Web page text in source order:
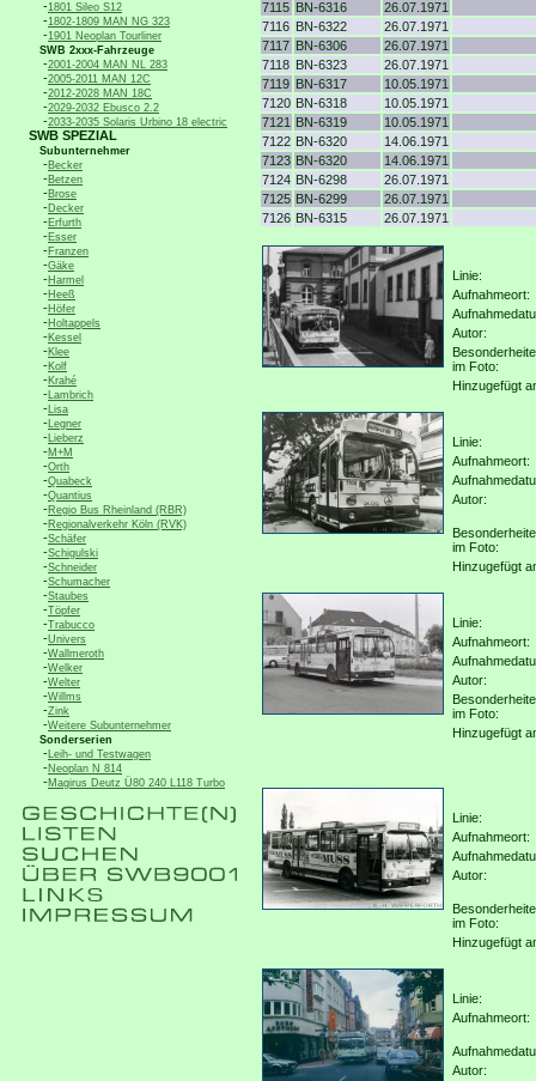
-1801 Sileo S12
-1802-1809 MAN NG 323
-1901 Neoplan Tourliner
SWB 2xxx-Fahrzeuge
-2001-2004 MAN NL 283
-2005-2011 MAN 12C
-2012-2028 MAN 18C
-2029-2032 Ebusco 2.2
-2033-2035 Solaris Urbino 18 electric
SWB SPEZIAL
Subunternehmer
-Becker
-Betzen
-Brose
-Decker
-Erfurth
-Esser
-Franzen
-Gäke
-Harmel
-Heeß
-Höfer
-Holtappels
-Kessel
-Klee
-Kolf
-Krahé
-Lambrich
-Lisa
-Legner
-Lieberz
-M+M
-Orth
-Quabeck
-Quantius
-Regio Bus Rheinland (RBR)
-Regionalverkehr Köln (RVK)
-Schäfer
-Schigulski
-Schneider
-Schumacher
-Staubes
-Töpfer
-Trabucco
-Univers
-Wallmeroth
-Welker
-Welter
-Willms
-Zink
-Weitere Subunternehmer
Sonderserien
-Leih- und Testwagen
-Neoplan N 814
-Magirus Deutz Ü80 240 L118 Turbo
7115 BN-6316
26.07.1971
7116 BN-6322
26.07.1971
7117 BN-6306
26.07.1971
7118 BN-6323
26.07.1971
7119 BN-6317
10.05.1971
7120 BN-6318
10.05.1971
7121 BN-6319
10.05.1971
7122 BN-6320
14.06.1971
7123 BN-6320
14.06.1971
7124 BN-6298
26.07.1971
7125 BN-6299
26.07.1971
7126 BN-6315 26.07.1971
Linie:
Aufnahmeort:
Autor:
im Foto:
Hinzugefügt
Linie:
Aufnahmeort:
Autor:
im Foto:
Hinzugefügt
Linie:
Aufnahmeort:
Autor:
im Foto:
Hinzugefügt
Linie:
Aufnahmeort:
Autor:
im Foto:
Hinzugefügt
Linie:
Aufnahmeort:
Autor: